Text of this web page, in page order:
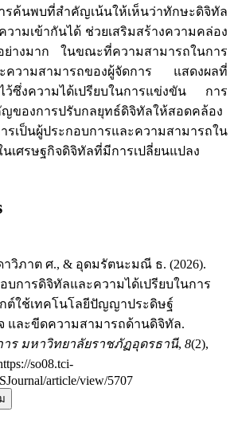
ารค้นพบที่สำคัญเน้นให้เห็นว่าทักษะดิจิทัล
ามเข้ากันได้ ช่วยเสริมสร้างความคล่อง
ย่างมาก ในขณะที่ความสามารถในการ
ความสามารถของผู้จัดการ แสดงผลที่
ว้ซึ่งความได้เปรียบในการแข่งขัน การ
ของการปรับกลยุทธ์ดิจิทัลให้สอดคล้อง
เป็นผู้ประกอบการและความสามารถใน
เศรษฐกิจดิจิทัลที่มีการเปลี่ยนแปลง
วิภาต ศ., & อุดมรัตนะมณี ธ. (2026).
บการดิจิทัลและความได้เปรียบในการ
ต์ใช้เทคโนโลยีปัญญาประดิษฐ์
และขีดความสามารถด้านดิจิทัล.
าร มหาวิทยาลัยราชภัฏอุดรธานี, 8(2),
so08.tci-
article/view/5707